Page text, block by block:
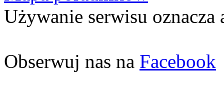
Używanie serwisu oznacza
Obserwuj nas na Facebook